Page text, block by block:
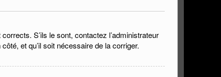
S’ils le sont, contactez l’administrateur
et qu’il soit nécessaire de la corriger.